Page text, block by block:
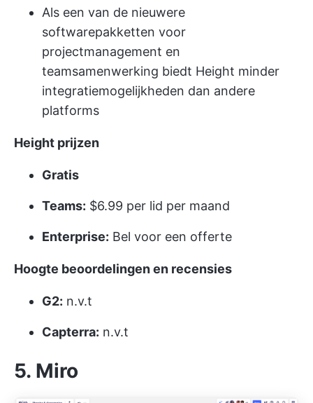
Als een van de nieuwere
softwarepakketten voor
projectmanagement en
teamsamenwerking biedt Height minder
integratiemogelijkheden dan andere
platforms
Height prijzen
Gratis
Teams: $6.99 per lid per maand
Enterprise: Bel voor een offerte
Hoogte beoordelingen en recensies
G2: n.v.t
Capterra: n.v.t
5. Miro